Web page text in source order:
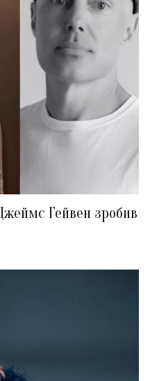
Гейвен зробив